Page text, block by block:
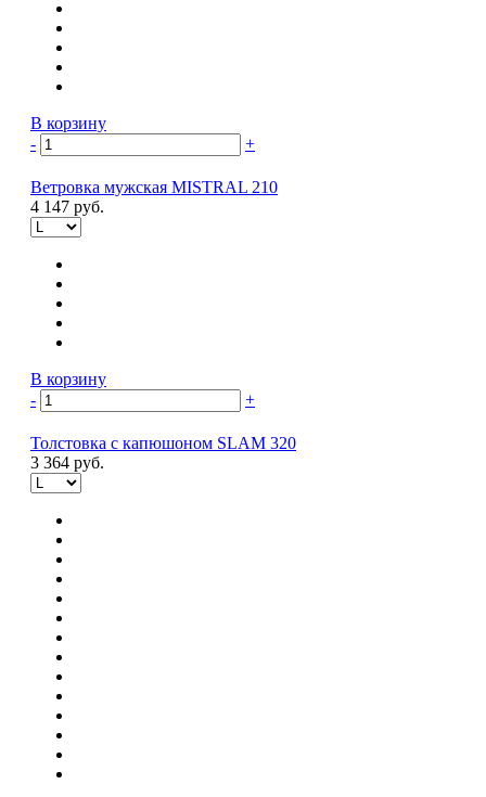
В корзину
-
+
Ветровка мужская MISTRAL 210
4 147 руб.
В корзину
-
+
Толстовка с капюшоном SLAM 320
3 364 руб.